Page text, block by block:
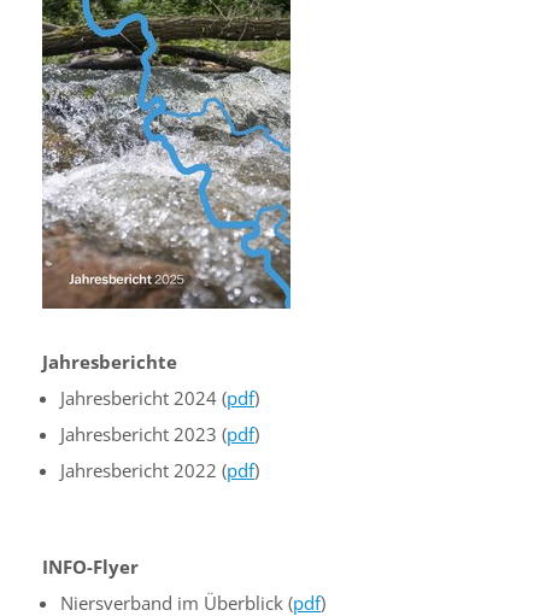
Jahresberichte
Jahresbericht 2024 (pdf)
Jahresbericht 2023 (pdf)
Jahresbericht 2022 (pdf)
INFO-Flyer
Niersverband im Überblick (pdf)